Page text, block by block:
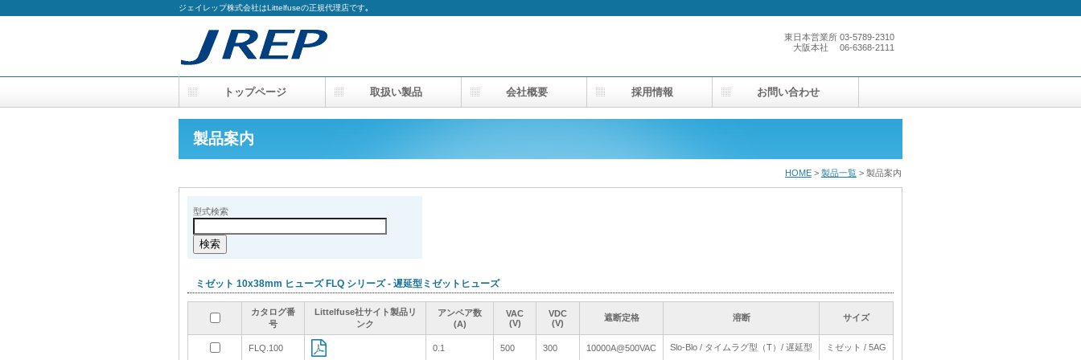
ジェイレップ株式会社はLittelfuseの正規代理店です｡
東日本営業所 03-5789-2310
大阪本社 06-6368-2111
製品案内
HOME> 製品一覧> 製品案内
型式検索
ミゼット 10x38mm ヒューズ FLQ シリーズ - 遅延型ミゼットヒューズ
カタログ番
号
Littelfuse社サイト製品リ
ンク
アンペア数
(A)
VAC
(V)
VDC
(V)
遮断定格 溶断 サイズ
カタログ番
号
Littelfuse社サイト製品リ
ンク
アンペア数
(A)
VAC
(V)
VDC
(V)
遮断定格 溶断 サイズ
カタログ番
号
Littelfuse社サイト製品リ
ンク
アンペア数
(A)
VAC
(V)
VDC
(V)
遮断定格 溶断 サイズ
FLQ.100 0.1 500 300 10000A@500VAC Slo-Blo / タイムラグ型（T）/ 遅延型 ミゼット / 5AG
カタログ番
号
Littelfuse社サイト製品リ
ンク
アンペア数
(A)
VAC
(V)
VDC
(V)
遮断定格 溶断 サイズ
FLQ.100 0.1 500 300 10000A@500VAC Slo-Blo / タイムラグ型（T）/ 遅延型 ミゼット / 5AG
トップページ 取扱い製品 会社概要 採用情報 お問い合わせ